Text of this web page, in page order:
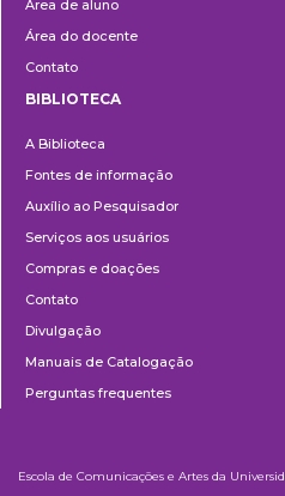
Área de aluno
Área do docente
Contato
BIBLIOTECA
A Biblioteca
Fontes de informação
Auxílio ao Pesquisador
Serviços aos usuários
Compras e doações
Contato
Divulgação
Manuais de Catalogação
Perguntas frequentes
Escola de Comunicações e Artes da